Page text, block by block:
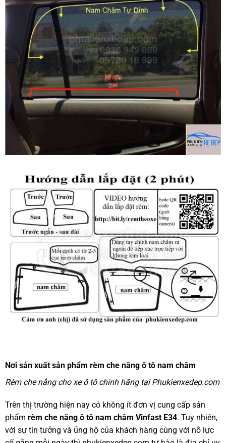
Nơi sản xuất sản phẩm rèm che nắng ô tô nam châm
Rèm che nắng cho xe ô tô chính hãng tại Phukienxedep.com
Trên thị trường hiện nay có không ít đơn vị cung cấp sản
phẩm rèm che nắng ô tô nam châm Vinfast E34. Tuy nhiên,
với sự tin tưởng và ủng hộ của khách hàng cùng với nỗ lực